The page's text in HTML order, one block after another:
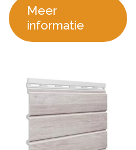
Meer
informatie